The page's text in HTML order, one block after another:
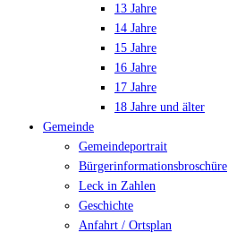
13 Jahre
14 Jahre
15 Jahre
16 Jahre
17 Jahre
18 Jahre und älter
Gemeinde
Gemeindeportrait
Bürgerinformationsbroschüre
Leck in Zahlen
Geschichte
Anfahrt / Ortsplan